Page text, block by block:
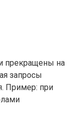
прекращены на
запросы
Пример: при